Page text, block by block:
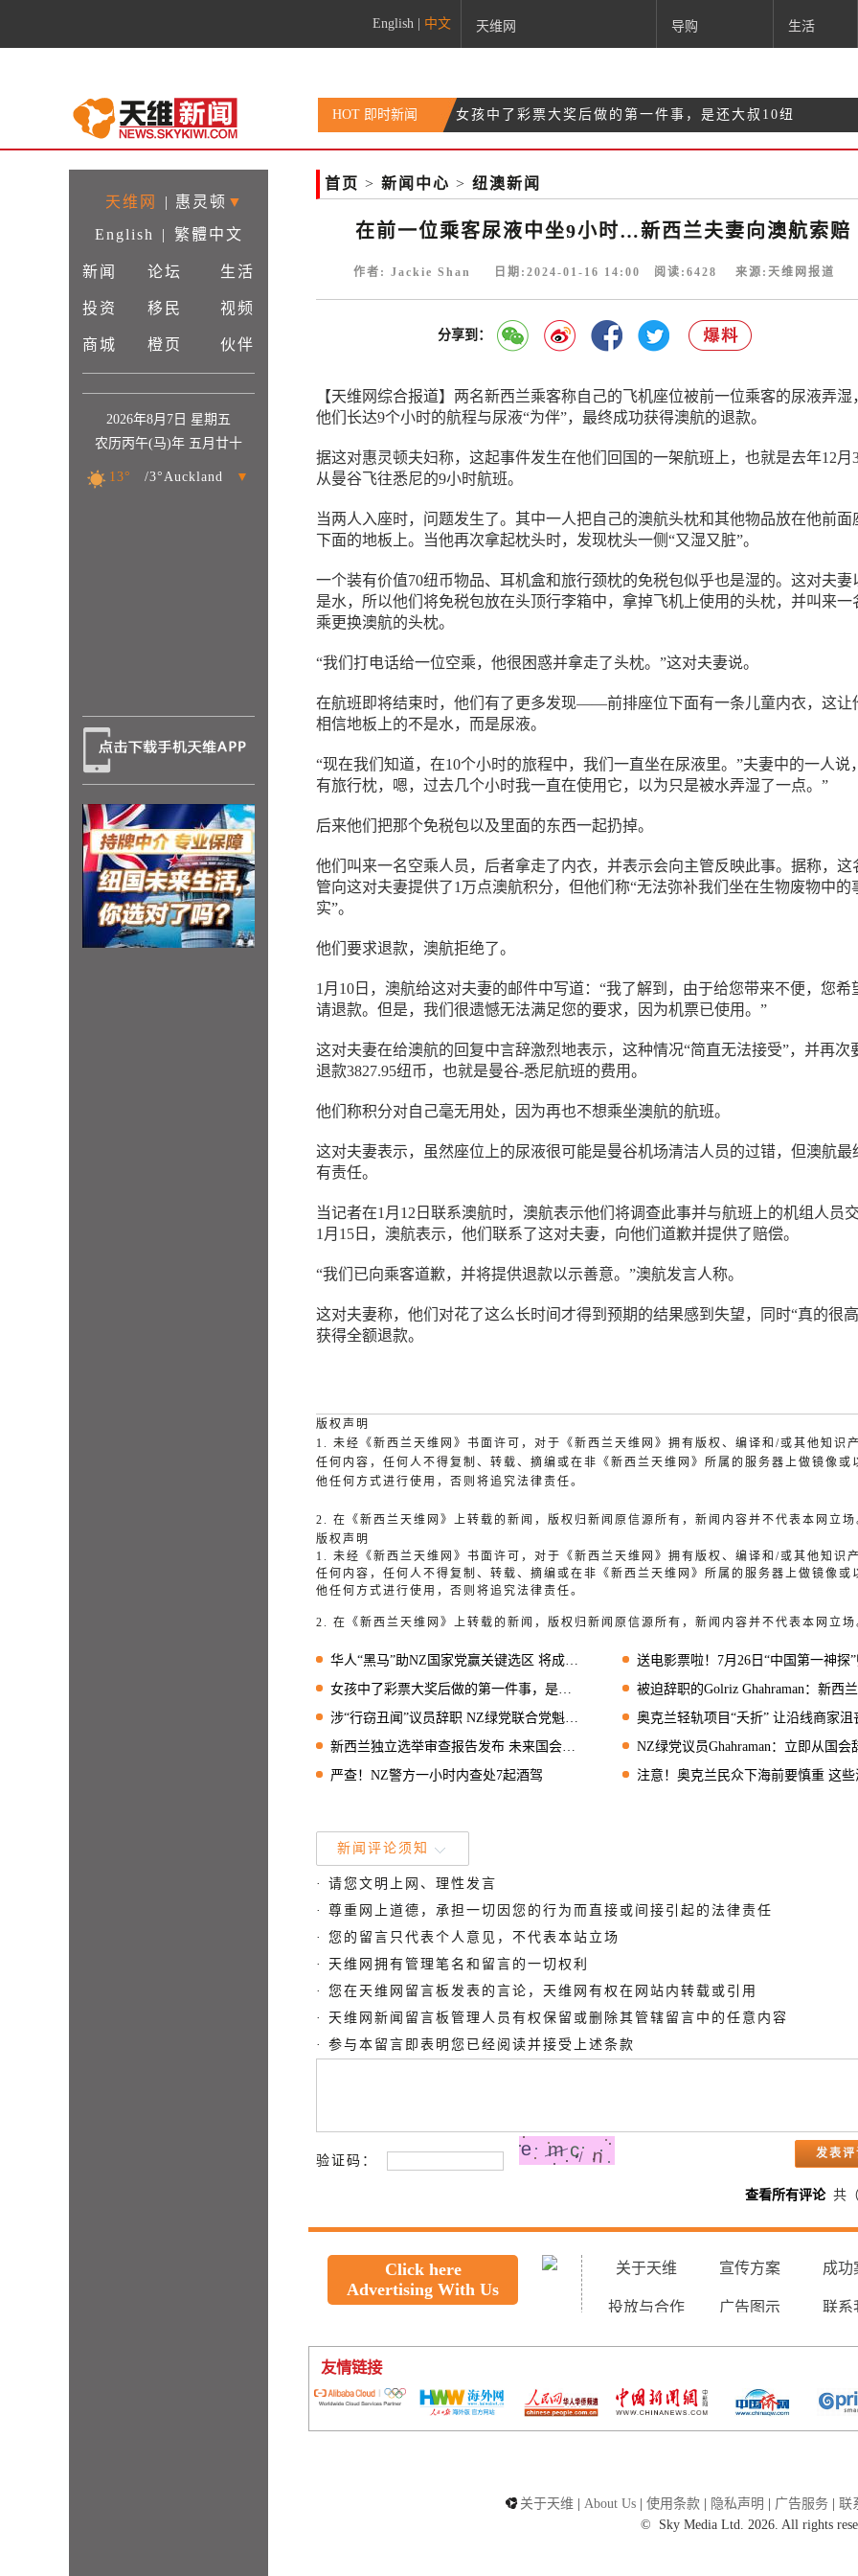
English 中文 天维网 导购 生活
HOT 即时新闻 女孩中了彩票大奖后做的第一件事，是还大叔10纽
币
突发！六人受伤！北岛这里发生车祸
天维网 | 惠灵顿 ▼
English
| 繁體中文
新闻 论坛 生活
投资 移民 视频
商城 橙页 伙伴
2026年8月7日 星期五
农历丙午(马)年 五月廿十
13° /3°Auckland ▼
首页 > 新闻中心 > 纽澳新闻
在前一位乘客尿液中坐9小时…新西兰夫妻向澳航索赔
作者: Jackie Shan 日期:2024-01-16 14:00 阅读: 6428 来源:天维网报道
分享到：
【天维网综合报道】两名新西兰乘客称自己的飞机座位被前一位乘客的尿液弄湿
他们长达9个小时的航程与尿液“为伴”，最终成功获得澳航的退款。
据这对惠灵顿夫妇称，这起事件发生在他们回国的一架航班上，也就是去年12月
从曼谷飞往悉尼的9小时航班。
当两人入座时，问题发生了。其中一人把自己的澳航头枕和其他物品放在他前面
下面的地板上。当他再次拿起枕头时，发现枕头一侧“又湿又脏”。
一个装有价值70纽币物品、耳机盒和旅行颈枕的免税包似乎也是湿的。这对夫妻
是水，所以他们将免税包放在头顶行李箱中，拿掉飞机上使用的头枕，并叫来一
乘更换澳航的头枕。
“我们打电话给一位空乘，他很困惑并拿走了头枕。”这对夫妻说。
在航班即将结束时，他们有了更多发现——前排座位下面有一条儿童内衣，这让
相信地板上的不是水，而是尿液。
“现在我们知道，在10个小时的旅程中，我们一直坐在尿液里。”夫妻中的一人说
有旅行枕，嗯，过去几个小时我一直在使用它，以为只是被水弄湿了一点。”
后来他们把那个免税包以及里面的东西一起扔掉。
他们叫来一名空乘人员，后者拿走了内衣，并表示会向主管反映此事。据称，这
管向这对夫妻提供了1万点澳航积分，但他们称“无法弥补我们坐在生物废物中的
实”。
他们要求退款，澳航拒绝了。
1月10日，澳航给这对夫妻的邮件中写道：“我了解到，由于给您带来不便，您希
请退款。但是，我们很遗憾无法满足您的要求，因为机票已使用。”
这对夫妻在给澳航的回复中言辞激烈地表示，这种情况“简直无法接受”，并再次
退款3827.95纽币，也就是曼谷-悉尼航班的费用。
他们称积分对自己毫无用处，因为再也不想乘坐澳航的航班。
这对夫妻表示，虽然座位上的尿液很可能是曼谷机场清洁人员的过错，但澳航最
有责任。
当记者在1月12日联系澳航时，澳航表示他们将调查此事并与航班上的机组人员交
1月15日，澳航表示，他们联系了这对夫妻，向他们道歉并提供了赔偿。
“我们已向乘客道歉，并将提供退款以示善意。”澳航发言人称。
这对夫妻称，他们对花了这么长时间才得到预期的结果感到失望，同时“真的很
获得全额退款。
版权声明
1. 未经《新西兰天维网》书面许可，对于《新西兰天维网》拥有版权、编译和/或其他知识
任何内容，任何人不得复制、转载、摘编或在非《新西兰天维网》所属的服务器上做镜像或
他任何方式进行使用，否则将追究法律责任。
2. 在《新西兰天维网》上转载的新闻，版权归新闻原信源所有，新闻内容并不代表本网立场
版权声明
1. 未经《新西兰天维网》书面许可，对于《新西兰天维网》拥有版权、编译和/或其他知识
任何内容，任何人不得复制、转载、摘编或在非《新西兰天维网》所属的服务器上做镜像或
他任何方式进行使用，否则将追究法律责任。
2. 在《新西兰天维网》上转载的新闻，版权归新闻原信源所有，新闻内容并不代表本网立场
华人“黑马”助NZ国家党赢关键选区 将成国会议员
送电影票啦！7月26日“中国第一神探”归来，超大屏幕IMAX实力诠释狄仁杰风
女孩中了彩票大奖后做的第一件事，是还大叔10纽币
被迫辞职的Golriz Ghahraman：新西兰首个难民出身国会
涉“行窃丑闻”议员辞职 NZ绿党联合党魁同发声
奥克兰轻轨项目“夭折” 让沿线商家沮
新西兰独立选举审查报告发布 未来国会任期或延长到四年
NZ绿党议员Ghahraman：立即从国会辞职 承认自己“有心理问
严查！NZ警方一小时内查处7起酒驾
注意！奥克兰民众下海前要慎重 这些海滩粪便菌超
新闻评论须知
· 请您文明上网、理性发言
· 尊重网上道德，承担一切因您的行为而直接或间接引起的法律责任
· 您的留言只代表个人意见，不代表本站立场
· 天维网拥有管理笔名和留言的一切权利
· 您在天维网留言板发表的言论，天维网有权在网站内转载或引用
· 天维网新闻留言板管理人员有权保留或删除其管辖留言中的任意内容
· 参与本留言即表明您已经阅读并接受上述条款
验证码：
查看所有评论共（
Click here
Advertising With Us
关于天维 宣传方案 成功
投放与合作 广告图示 联系
友情链接
关于天维 About Us 使用条款 隐私声明 广告服务 联
©
Sky Media Ltd. 2026. All rights